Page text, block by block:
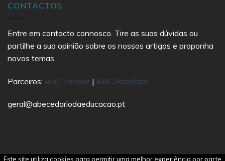
CONTACTOS
Entre em contacto connosco. Tire as suas dúvidas ou
partilhe a sua opinião sobre os nossos artigos e proponha
novos temas.
Parceiros: ABC Escolar | ABC Robótica
geral@abecedariodaeducacao.pt
Este site utiliza cookies para permitir uma melhor experiência por parte